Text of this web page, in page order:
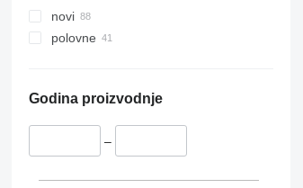
novi
polovne
Godina proizvodnje
–